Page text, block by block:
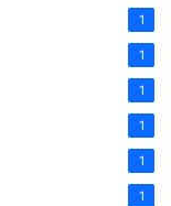
1
1
1
1
1
1